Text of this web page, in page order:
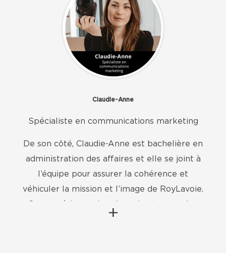
Claudie-Anne
Spécialiste en communications marketing
De son côté, Claudie-Anne est bachelière en
administration des affaires et elle se joint à
l’équipe pour assurer la cohérence et
véhiculer la mission et l’image de RoyLavoie.
pour les nouvelles technologies font d’elle
+